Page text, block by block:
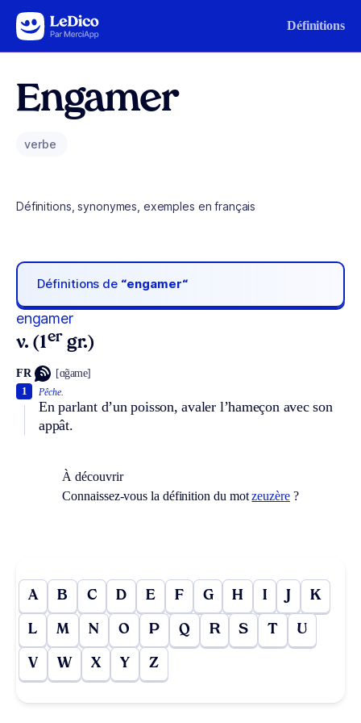
Aller au contenu Définitions
Engamer
verbe
Définitions, synonymes, exemples en français
Définitions de “engamer“
engamer
v. (1er gr.)
FR [ɑ̃game]
Pêche.
En parlant d’un poisson, avaler l’hameçon avec son
appât.
1
À découvrir
Connaissez-vous la définition du motzeuzère?
A B C D E F G H I J K
L M N O P Q R S T U
V W X Y Z